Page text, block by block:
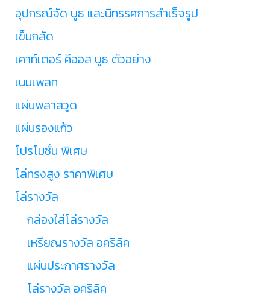
อุปกรณ์จัด บูธ และนิทรรศการสำเร็จรูป
เข็มกลัด
เคาท์เตอร์ คีออส บูธ ตัวอย่าง
เนมเพลท
แผ่นพลาสวูด
แผ่นรองแก้ว
โปรโมชั่น พิเศษ
โล่ทรงสูง ราคาพิเศษ
โล่รางวัล
กล่องใส่โล่รางวัล
เหรียญรางวัล อคริลิค
แผ่นประกาศรางวัล
โล่รางวัล อคริลิค